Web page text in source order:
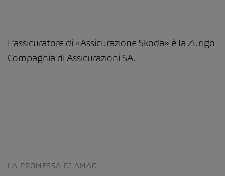
L’assicuratore di «Assicurazione Skoda» è la Zurigo
Compagnia di Assicurazioni SA.
LA PROMESSA DI AMAG